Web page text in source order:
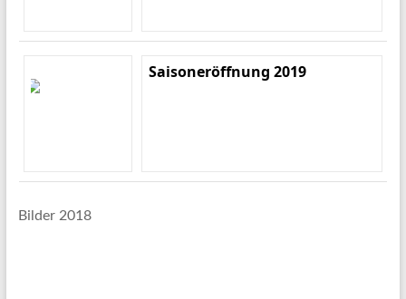
Saisoneröffnung 2019
Bilder 2018